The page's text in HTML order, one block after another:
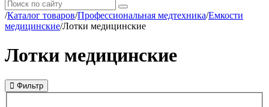
/Каталог товаров/Профессиональная медтехника/Емкости
медицинские/Лотки медицинские
Лотки медицинские
Фильтр